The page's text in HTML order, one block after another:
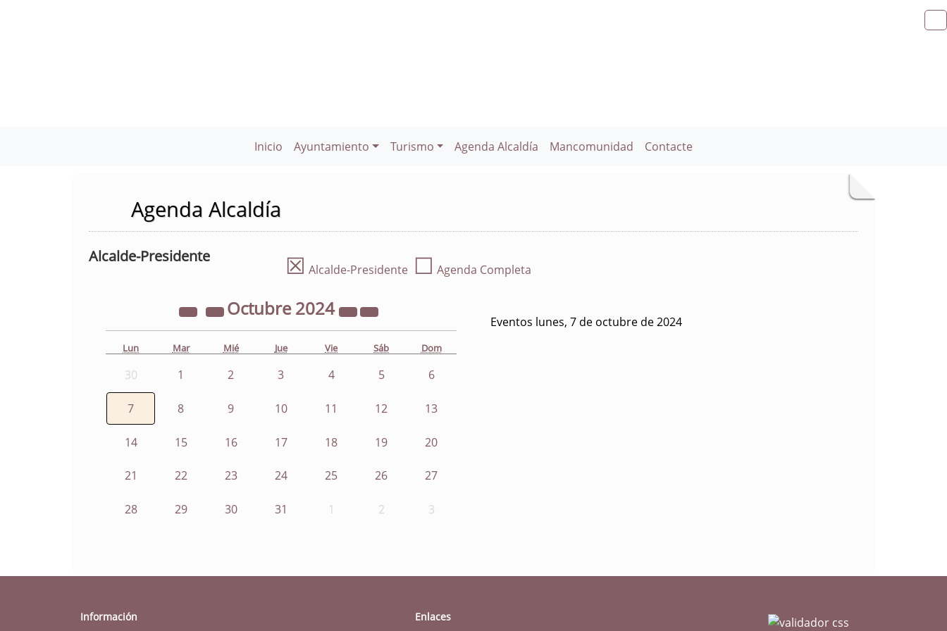
Inicio Ayuntamiento Turismo Agenda Alcaldía Mancomunidad Contacte
Agenda Alcaldía
Alcalde-Presidente ☒ Alcalde-Presidente ☐ Agenda Completa
Octubre2024
Lun Mar Mié Jue Vie Sáb Dom
30 1 2 3 4 5 6
7 8 9 10 11 12 13
14 15 16 17 18 19 20
21 22 23 24 25 26 27
28 29 30 31 1 2 3
Eventos lunes, 7 de octubre de 2024
Información Enlaces